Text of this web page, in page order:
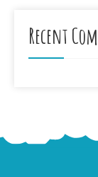
Recent